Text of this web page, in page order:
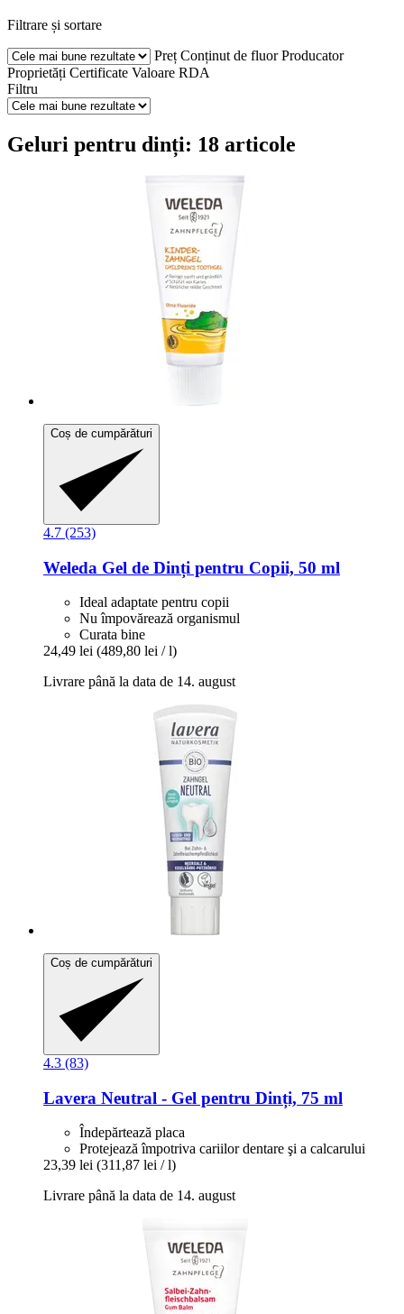
Filtrare și sortare
Preț Conținut de fluor Producator
Proprietăți Certificate Valoare RDA
Filtru
Geluri pentru dinți: 18 articole
Coș de cumpărături
4.7 (253)
Weleda Gel de Dinți pentru Copii, 50 ml
Ideal adaptate pentru copii
Nu împovărează organismul
Curata bine
24,49 lei (489,80 lei / l)
Livrare până la data de 14. august
Coș de cumpărături
4.3 (83)
Lavera Neutral -​ Gel pentru Dinți, 75 ml
Îndepărtează placa
Protejează împotriva cariilor dentare şi a calcarului
23,39 lei (311,87 lei / l)
Livrare până la data de 14. august